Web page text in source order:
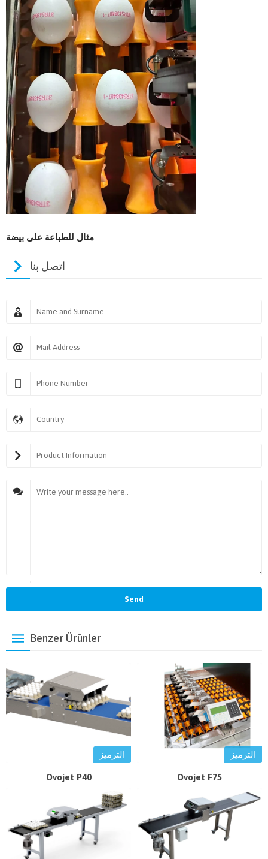
مثال للطباعة على بيضة
اتصل بنا
Benzer Ürünler
الترميز
Ovojet P40
الترميز
Ovojet F75